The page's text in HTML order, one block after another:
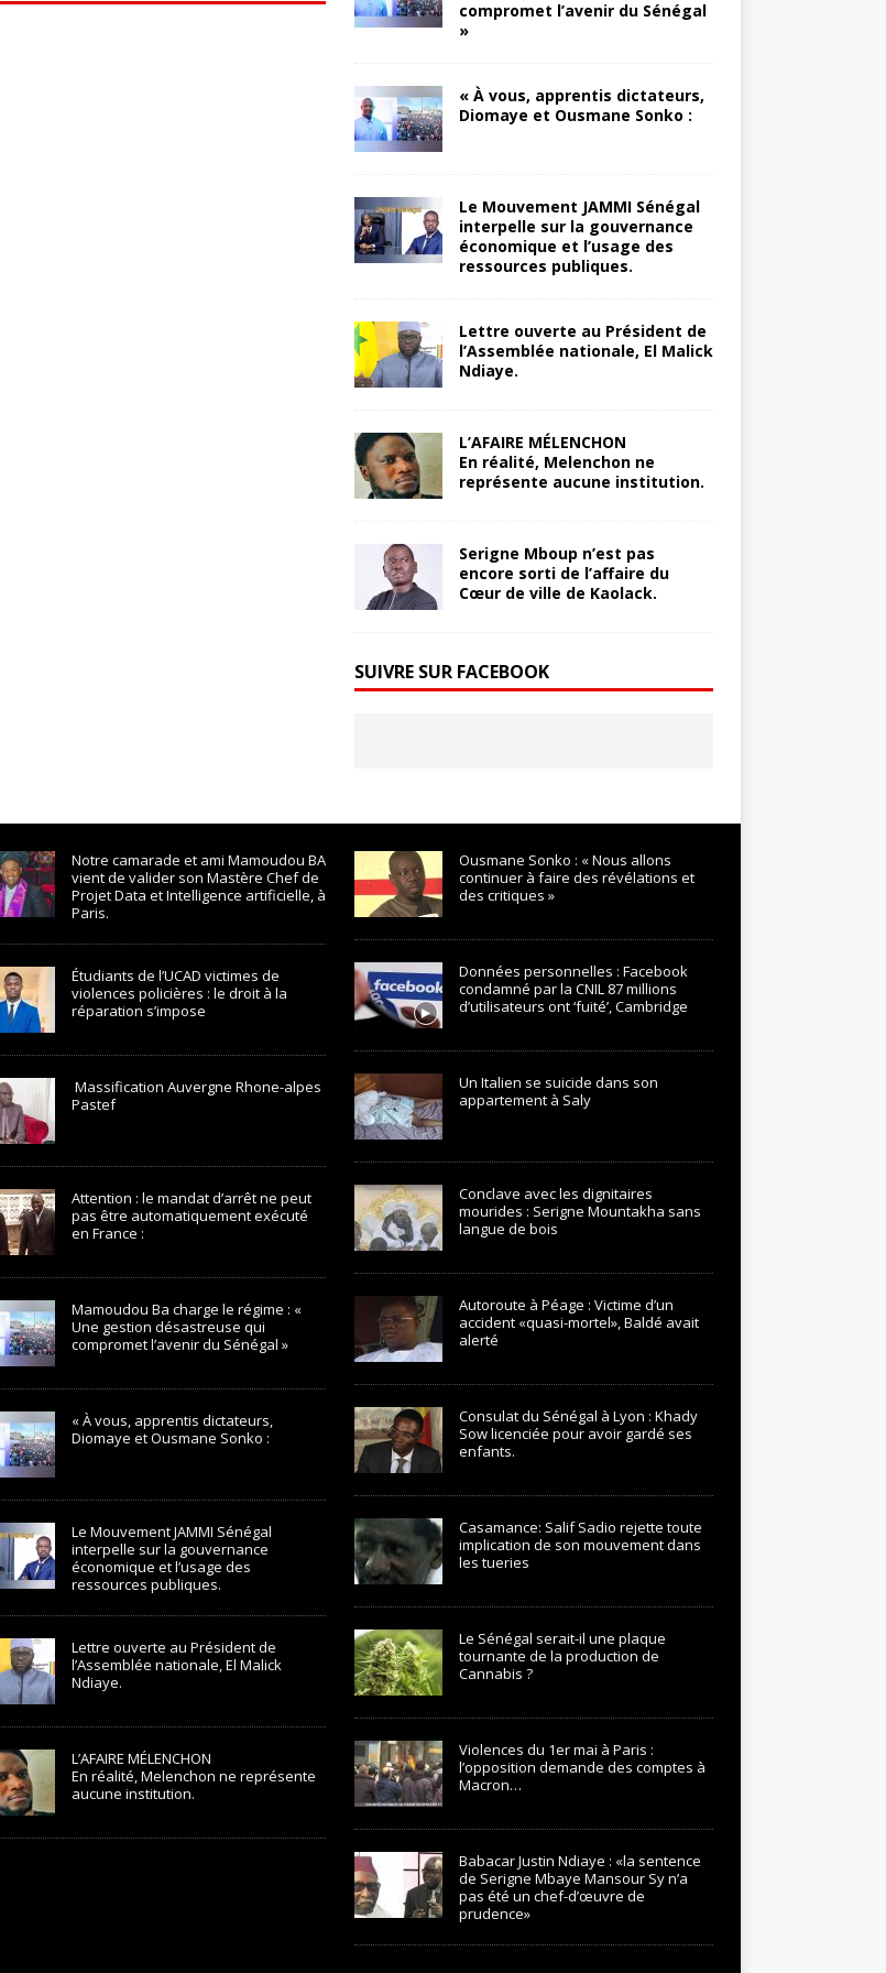
compromet l’avenir du Sénégal
»
« À vous, apprentis dictateurs,
Diomaye et Ousmane Sonko :
Le Mouvement JAMMI Sénégal
interpelle sur la gouvernance
économique et l’usage des
ressources publiques.
Lettre ouverte au Président de
l’Assemblée nationale, El Malick
Ndiaye.
L’AFAIRE MÉLENCHON
En réalité, Melenchon ne
représente aucune institution.
Serigne Mboup n’est pas
encore sorti de l’affaire du
Cœur de ville de Kaolack.
SUIVRE SUR FACEBOOK
Notre camarade et ami Mamoudou BA
vient de valider son Mastère Chef de
Projet Data et Intelligence artificielle, à
Paris.
Étudiants de l’UCAD victimes de
violences policières : le droit à la
réparation s’impose
Massification Auvergne Rhone-alpes
Pastef
Attention : le mandat d’arrêt ne peut
pas être automatiquement exécuté
en France :
Mamoudou Ba charge le régime : «
Une gestion désastreuse qui
compromet l’avenir du Sénégal »
« À vous, apprentis dictateurs,
Diomaye et Ousmane Sonko :
Le Mouvement JAMMI Sénégal
interpelle sur la gouvernance
économique et l’usage des
ressources publiques.
Lettre ouverte au Président de
l’Assemblée nationale, El Malick
Ndiaye.
L’AFAIRE MÉLENCHON
En réalité, Melenchon ne représente
aucune institution.
Ousmane Sonko : « Nous allons
continuer à faire des révélations et
des critiques »
Données personnelles : Facebook
condamné par la CNIL 87 millions
d’utilisateurs ont ‘fuité’, Cambridge
Un Italien se suicide dans son
appartement à Saly
Conclave avec les dignitaires
mourides : Serigne Mountakha sans
langue de bois
Autoroute à Péage : Victime d’un
accident «quasi-mortel», Baldé avait
alerté
Consulat du Sénégal à Lyon : Khady
Sow licenciée pour avoir gardé ses
enfants.
Casamance: Salif Sadio rejette toute
implication de son mouvement dans
les tueries
Le Sénégal serait-il une plaque
tournante de la production de
Cannabis ?
Violences du 1er mai à Paris :
l’opposition demande des comptes à
Macron…
Babacar Justin Ndiaye : «la sentence
de Serigne Mbaye Mansour Sy n’a
pas été un chef-d’œuvre de
prudence»